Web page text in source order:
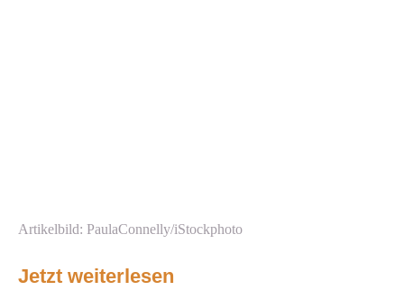
Artikelbild: PaulaConnelly/iStockphoto
Jetzt weiterlesen